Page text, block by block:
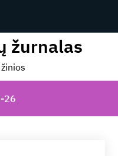
žurnalas
26